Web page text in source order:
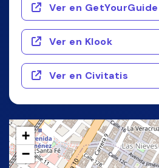
Ver en GetYourGuide
Ver en Klook
Ver en Civitatis
+
−